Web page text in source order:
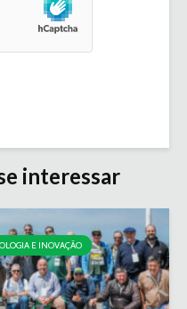
interessar
E INOVAÇÃO